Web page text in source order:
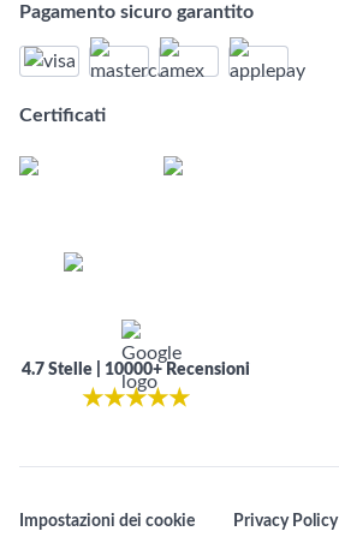
Pagamento sicuro garantito
Certificati
4.7 Stelle | 10000+ Recensioni
★★★★★
Impostazioni dei cookie Privacy Policy